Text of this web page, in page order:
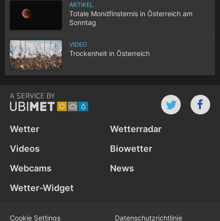
ARTIKEL
Totale Mondfinsternis in Österreich am
Sonntag
VIDEO
Trockenheit in Österreich
Wetter
Wetterradar
Videos
Biowetter
Webcams
News
Wetter-Widget
Cookie Settings Datenschutz­richtlinie